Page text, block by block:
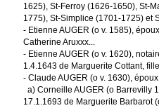
1625), St-Ferroy (1626-1650), St-
1775), St-Simplice (1701-1725) et
- Etienne AUGER (o v. 1585),
Catherine Aruxxx...
- Etienne AUGER (o v. 1620),
1.4.1643 de Marguerite Cottant,
- Claude AUGER (o v. 1630),
a) Corneille AUGER (o Barrevilly
17.1.1693 de Marguerite Barbarot